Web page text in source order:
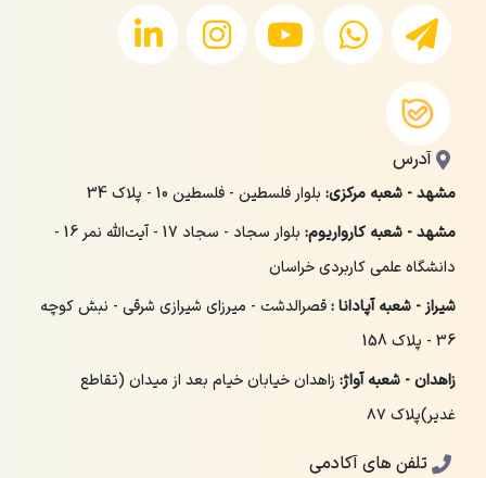
آدرس
مشهد - شعبه مرکزی: بلوار فلسطین - فلسطین 10 - پلاک 34
مشهد - شعبه کارواریوم:
بلوار سجاد - سجاد 17 - آیت‌الله نمر 16 -
دانشگاه علمی کاربردی خراسان
شیراز - شعبه آپادانا :قصرالدشت - میرزای شیرازی شرقی - نبش کوچه
36 - پلاک 158
زاهدان - شعبه آواژ: زاهدان خیابان خیام بعد از میدان (تقاطع
غدیر)پلاک ۸۷
تلفن های آکادمی